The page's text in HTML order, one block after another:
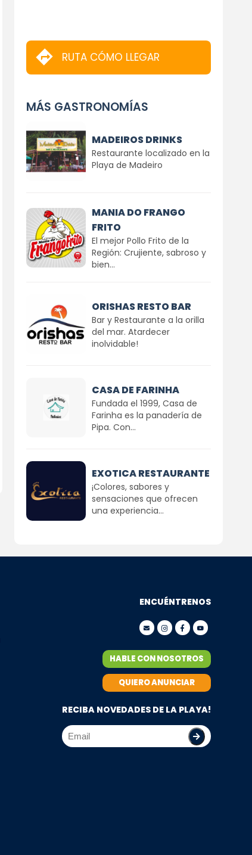
RUTA CÓMO LLEGAR
MÁS GASTRONOMÍAS
MADEIROS DRINKS
Restaurante localizado en la
Playa de Madeiro
MANIA DO FRANGO
FRITO
El mejor Pollo Frito de la
Región: Crujiente, sabroso y
bien...
ORISHAS RESTO BAR
Bar y Restaurante a la orilla
del mar. Atardecer
inolvidable!
CASA DE FARINHA
Fundada el 1999, Casa de
Farinha es la panadería de
Pipa. Con...
EXOTICA RESTAURANTE
¡Colores, sabores y
sensaciones que ofrecen
una experiencia...
ENCUÉNTRENOS
HABLE CON NOSOTROS
QUIERO ANUNCIAR
RECIBA NOVEDADES DE LA PLAYA!